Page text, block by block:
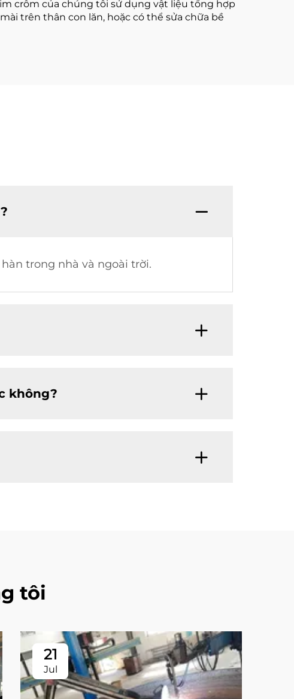
crôm của chúng tôi sử dụng vật liệu tổng hợp
trên thân con lăn, hoặc có thể sửa chữa bề
trong nhà và ngoài trời.
không?
tôi
21
Jul